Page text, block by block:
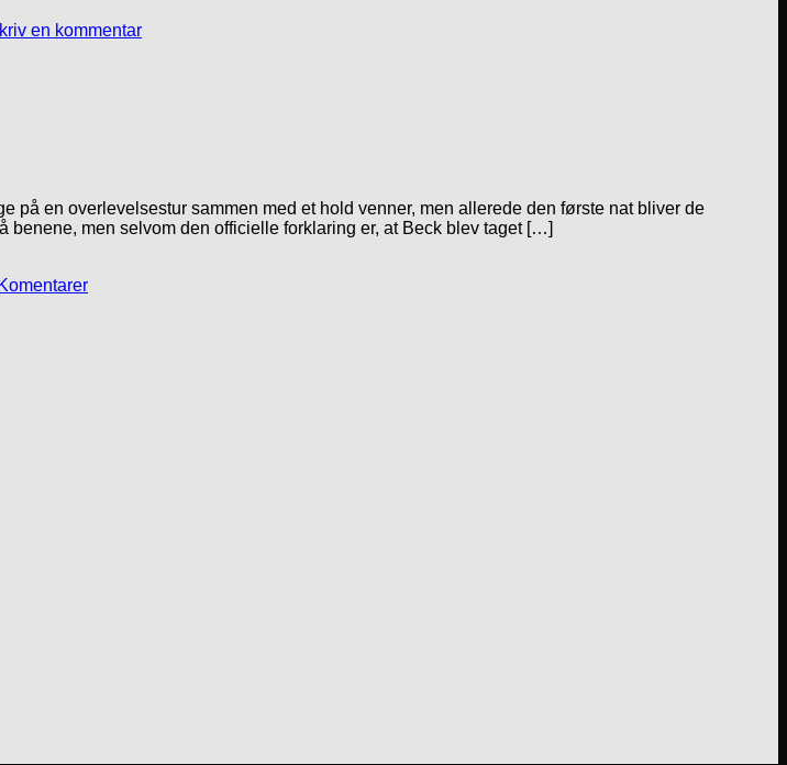
en kommentar
på en overlevelsestur sammen med et hold venner, men allerede den første nat bliver de
benene, men selvom den officielle forklaring er, at Beck blev taget […]
Komentarer